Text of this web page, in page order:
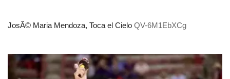
JosÃ© Maria Mendoza, Toca el Cielo QV-6M1EbXCg